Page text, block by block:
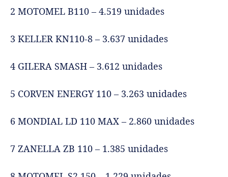
2 MOTOMEL B110 – 4.519 unidades
3 KELLER KN110-8 – 3.637 unidades
4 GILERA SMASH – 3.612 unidades
5 CORVEN ENERGY 110 – 3.263 unidades
6 MONDIAL LD 110 MAX – 2.860 unidades
7 ZANELLA ZB 110 – 1.385 unidades